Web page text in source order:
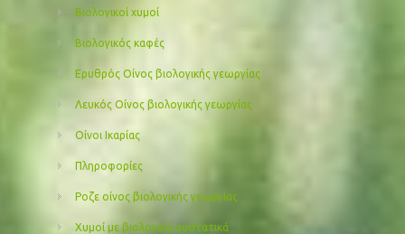
Βιολογικοί χυμοί
Βιολογικός καφές
Ερυθρός Οίνος βιολογικής γεωργίας
Λευκός Οίνος βιολογικής γεωργίας
Οίνοι Ικαρίας
Πληροφορίες
Ροζε οίνος βιολογικής γεωργίας
Χυμοί με βιολογικά συστατικά